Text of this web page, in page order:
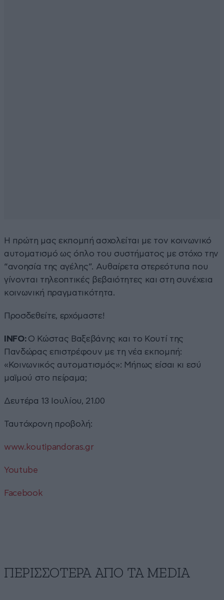
Η πρώτη μας εκπομπή ασχολείται με τον κοινωνικό
αυτοματισμό ως όπλο του συστήματος με στόχο την
“ανοησία της αγέλης”. Αυθαίρετα στερεότυπα που
γίνονται τηλεοπτικές βεβαιότητες και στη συνέχεια
κοινωνική πραγματικότητα.
Προσδεθείτε, ερχόμαστε!
INFO: Ο Κώστας Βαξεβάνης και το Κουτί της
Πανδώρας επιστρέφουν με τη νέα εκπομπή:
«Κοινωνικός αυτοματισμός»: Μήπως είσαι κι εσύ
μαϊμού στο πείραμα;
Δευτέρα 13 Ιουλίου, 21.00
Ταυτόχρονη προβολή:
www.koutipandoras.gr
Youtube
Facebook
ΠΕΡΙΣΣΟΤΕΡΑ ΑΠΟ ΤA MEDIA